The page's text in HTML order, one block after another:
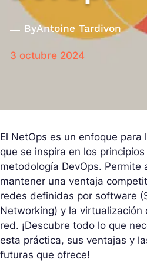
ByAntoine Tardivon
3 octubre 2024
El NetOps es un enfoque para
que se inspira en los
metodología DevOps. Permite
mantener una ventaja
redes definidas por software
Networking) y la virtualización
red. ¡Descubre todo lo que
esta práctica, sus ventajas y
futuras que ofrece!